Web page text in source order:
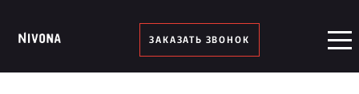
ЗАКАЗАТЬ ЗВОНОК